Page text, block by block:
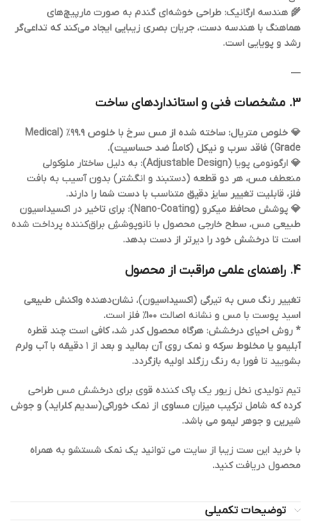
🌾 هندسه ارگانیک: طراحی خوشه‌ای گندم به صورت مارپیچ‌های
هماهنگ با هندسه دست، جریان بصری زیبایی ایجاد می‌کند که تداعی‌گر
رشد و پویایی است.
—
۳. مشخصات فنی و استانداردهای ساخت
💎 خلوص متریال: ساخته شده از مس سرخ با خلوص ۹۹.۹٪ (Medical
Grade) فاقد سرب و نیکل (کاملاً ضد حساسیت).
💎 ارگونومی پویا (Adjustable Design): به دلیل ساختار ملوکولی
منعطف مس، هر دو قطعه (دستبند و انگشتر) بدون آسیب به بافت
فلز، قابلیت تغییر سایز دقیق متناسب با دست شما را دارند.
💎 پوشش محافظ میکرو (Nano-Coating): برای تاخیر در اکسیداسیون
طبیعی مس، سطح خارجی محصول با نانوپوششِ براق‌کننده پرداخت شده
است تا درخشش خود را دیرتر از دست بدهد.
4. راهنمای علمی مراقبت از محصول
تغییر رنگ مس به تیرگی (اکسیداسیون)، نشان‌دهنده واکنش طبیعی
اسید پوست با مس و نشانه اصالت ۱۰۰٪ فلز است.
* روش احیای درخشش: هرگاه محصول کدر شد، کافی است چند قطره
آبلیمو یا مخلوط سرکه و نمک روی آن بمالید و بعد از ۱ دقیقه با آب ولرم
بشویید تا فورا به رنگ رزگلد اولیه بازگردد.
تیم تولیدی نخل زیور یک پاک کننده قوی برای درخشش مس طراحی
کرده که شامل ترکیب میزان مساوی از نمک خوراکی(سدیم کلراید) و جوش
شیرین و جوهر لیمو می باشد.
با خرید این ست زیبا از سایت می توانید یک نمک شستشو به همراه
محصول دریافت کنید.
توضیحات تکمیلی